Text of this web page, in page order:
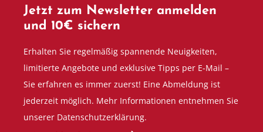
Jetzt zum Newsletter anmelden
und 10€ sichern
Erhalten Sie regelmäßig spannende Neuigkeiten,
limitierte Angebote und exklusive Tipps per E-Mail –
Sie erfahren es immer zuerst! Eine Abmeldung ist
jederzeit möglich. Mehr Informationen entnehmen Sie
unserer Datenschutzerklärung.